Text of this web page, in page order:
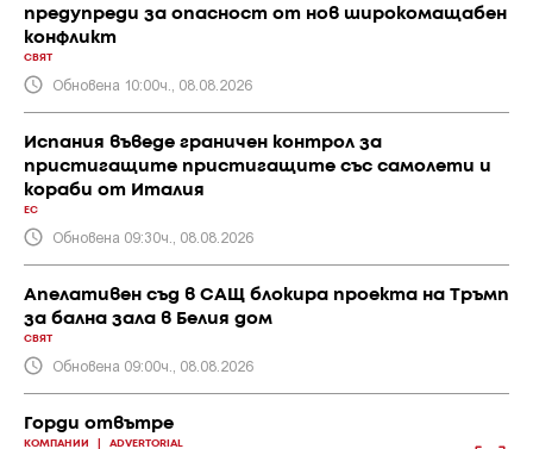
предупреди за опасност от нов широкомащабен
конфликт
СВЯТ
Обновена 10:00ч., 08.08.2026
Испания въведе граничен контрол за
пристигащите пристигащите със самолети и
кораби от Италия
ЕС
Обновена 09:30ч., 08.08.2026
Апелативен съд в САЩ блокира проекта на Тръмп
за бална зала в Белия дом
СВЯТ
Обновена 09:00ч., 08.08.2026
Горди отвътре
КОМПАНИИ ADVERTORIAL